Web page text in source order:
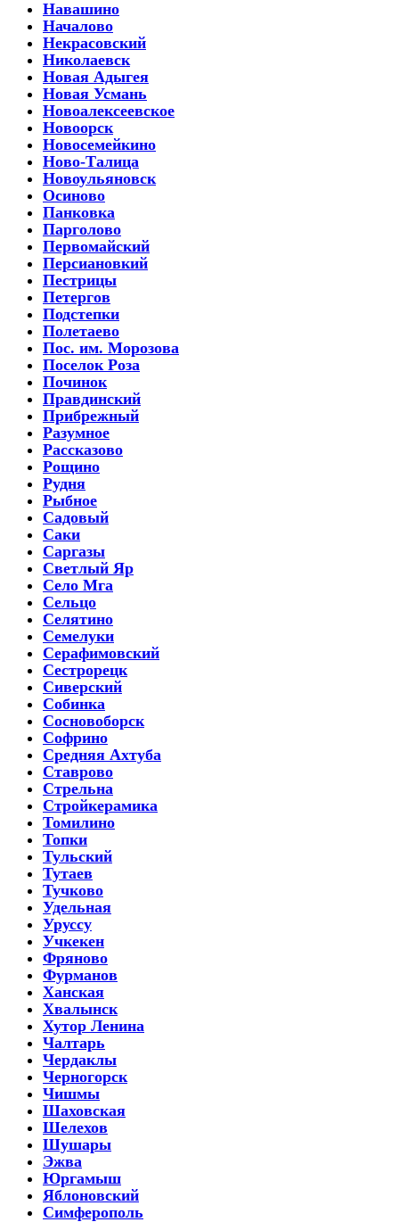
Навашино
Началово
Некрасовский
Николаевск
Новая Адыгея
Новая Усмань
Новоалексеевское
Новоорск
Новосемейкино
Ново-Талица
Новоульяновск
Осиново
Панковка
Парголово
Первомайский
Персиановкий
Пестрицы
Петергов
Подстепки
Полетаево
Пос. им. Морозова
Поселок Роза
Починок
Правдинский
Прибрежный
Разумное
Рассказово
Рощино
Рудня
Рыбное
Садовый
Саки
Саргазы
Светлый Яр
Село Мга
Сельцо
Селятино
Семелуки
Серафимовский
Сестрорецк
Сиверский
Собинка
Сосновоборск
Софрино
Средняя Ахтуба
Ставрово
Стрельна
Стройкерамика
Томилино
Топки
Тульский
Тутаев
Тучково
Удельная
Уруссу
Учкекен
Фряново
Фурманов
Ханская
Хвалынск
Хутор Ленина
Чалтарь
Чердаклы
Черногорск
Чишмы
Шаховская
Шелехов
Шушары
Эжва
Юргамыш
Яблоновский
Симферополь